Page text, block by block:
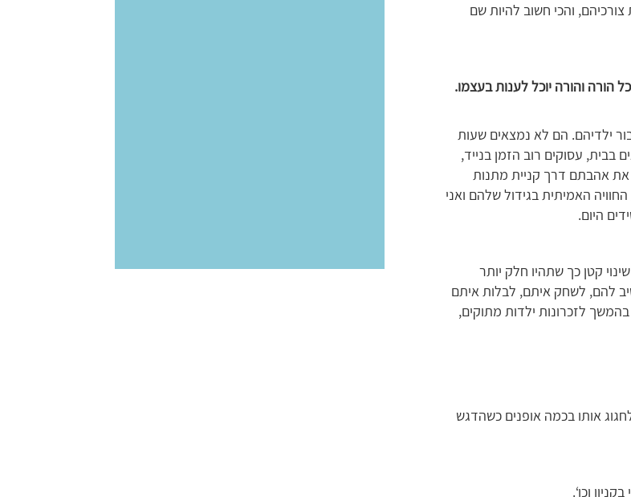
והכי חשוב להיות שם
הורה והורה יוכל לענות בעצמו.
ילדיהם. הם לא נמצאים שעות
בבית, עסוקים רוב הזמן בנייד,
את אהבתם דרך קניית מתנות
האמיתית בגידול שלהם ואני
היום.
קטן כך שתהיו חלק יותר
להם, לשחק איתם, לבלות איתם
לזכרונות ילדות מתוקים,
מיוחד. הוא חל השנה ב-26.2.2017 ואפשר לחגוג אותו בכמה אופנים כשהדגש
וכו‘.